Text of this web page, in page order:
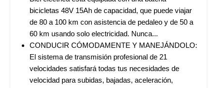
bicicletas 48V 15Ah de capacidad, que puede viajar
de 80 a 100 km con asistencia de pedaleo y de 50 a
60 km usando solo electricidad. Nunca...
CONDUCIR CÓMODAMENTE Y MANEJÁNDOLO:
El sistema de transmisión profesional de 21
velocidades satisfará todas tus necesidades de
velocidad para subidas, bajadas, aceleración,